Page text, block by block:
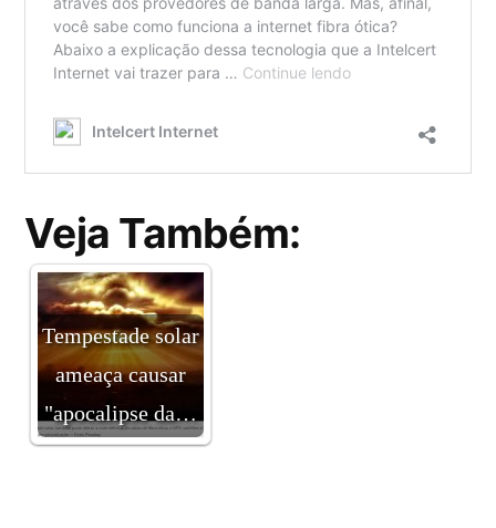
Veja Também:
Tempestade solar
ameaça causar
"apocalipse da…